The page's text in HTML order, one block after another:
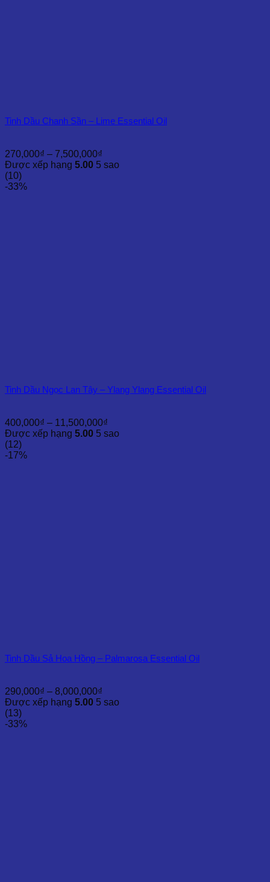
Tinh Dầu Chanh Sần – Lime Essential Oil
270,000₫ – 7,500,000₫
giá:
Được xếp hạng 5.00 5 sao
(10)
-33%
Tinh Dầu Ngọc Lan Tây – Ylang Ylang Essential Oil
400,000₫ – 11,500,000₫
giá:
Được xếp hạng 5.00 5 sao
(12)
-17%
Tinh Dầu Sả Hoa Hồng – Palmarosa Essential Oil
290,000₫ – 8,000,000₫
giá:
Được xếp hạng 5.00 5 sao
(13)
-33%